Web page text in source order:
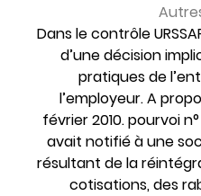
Dans le contrôle
d’une décision
pratiques de
l’employeur. A
février 2010. pourvoi
avait notifié à une
résultant de la
cotisations, des